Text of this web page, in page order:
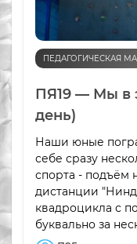
ПЕДАГОГИЧЕСКАЯ
ПЯ19 — Мы в
день)
Наши юные
себе сразу
спорта - подъём
дистанции
квадроцикла с
буквально за